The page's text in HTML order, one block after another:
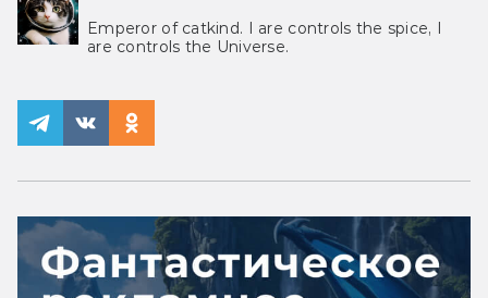
Emperor of catkind. I are controls the spice, I
are controls the Universe.